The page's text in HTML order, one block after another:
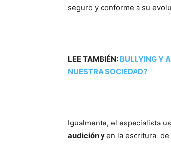
seguro y conforme a su
LEE TAMBIÉN: BULLYING Y
NUESTRA SOCIEDAD?
Igualmente, el especialista
audición yen la escritura de